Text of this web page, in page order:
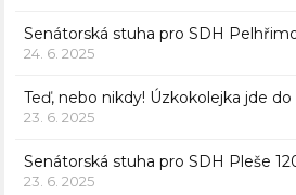
Senátorská stuha pro SDH
24. 6. 2025
Teď, nebo nikdy! Úzkokolejka jde do
23. 6. 2025
Senátorská stuha pro SDH Pleše
23. 6. 2025